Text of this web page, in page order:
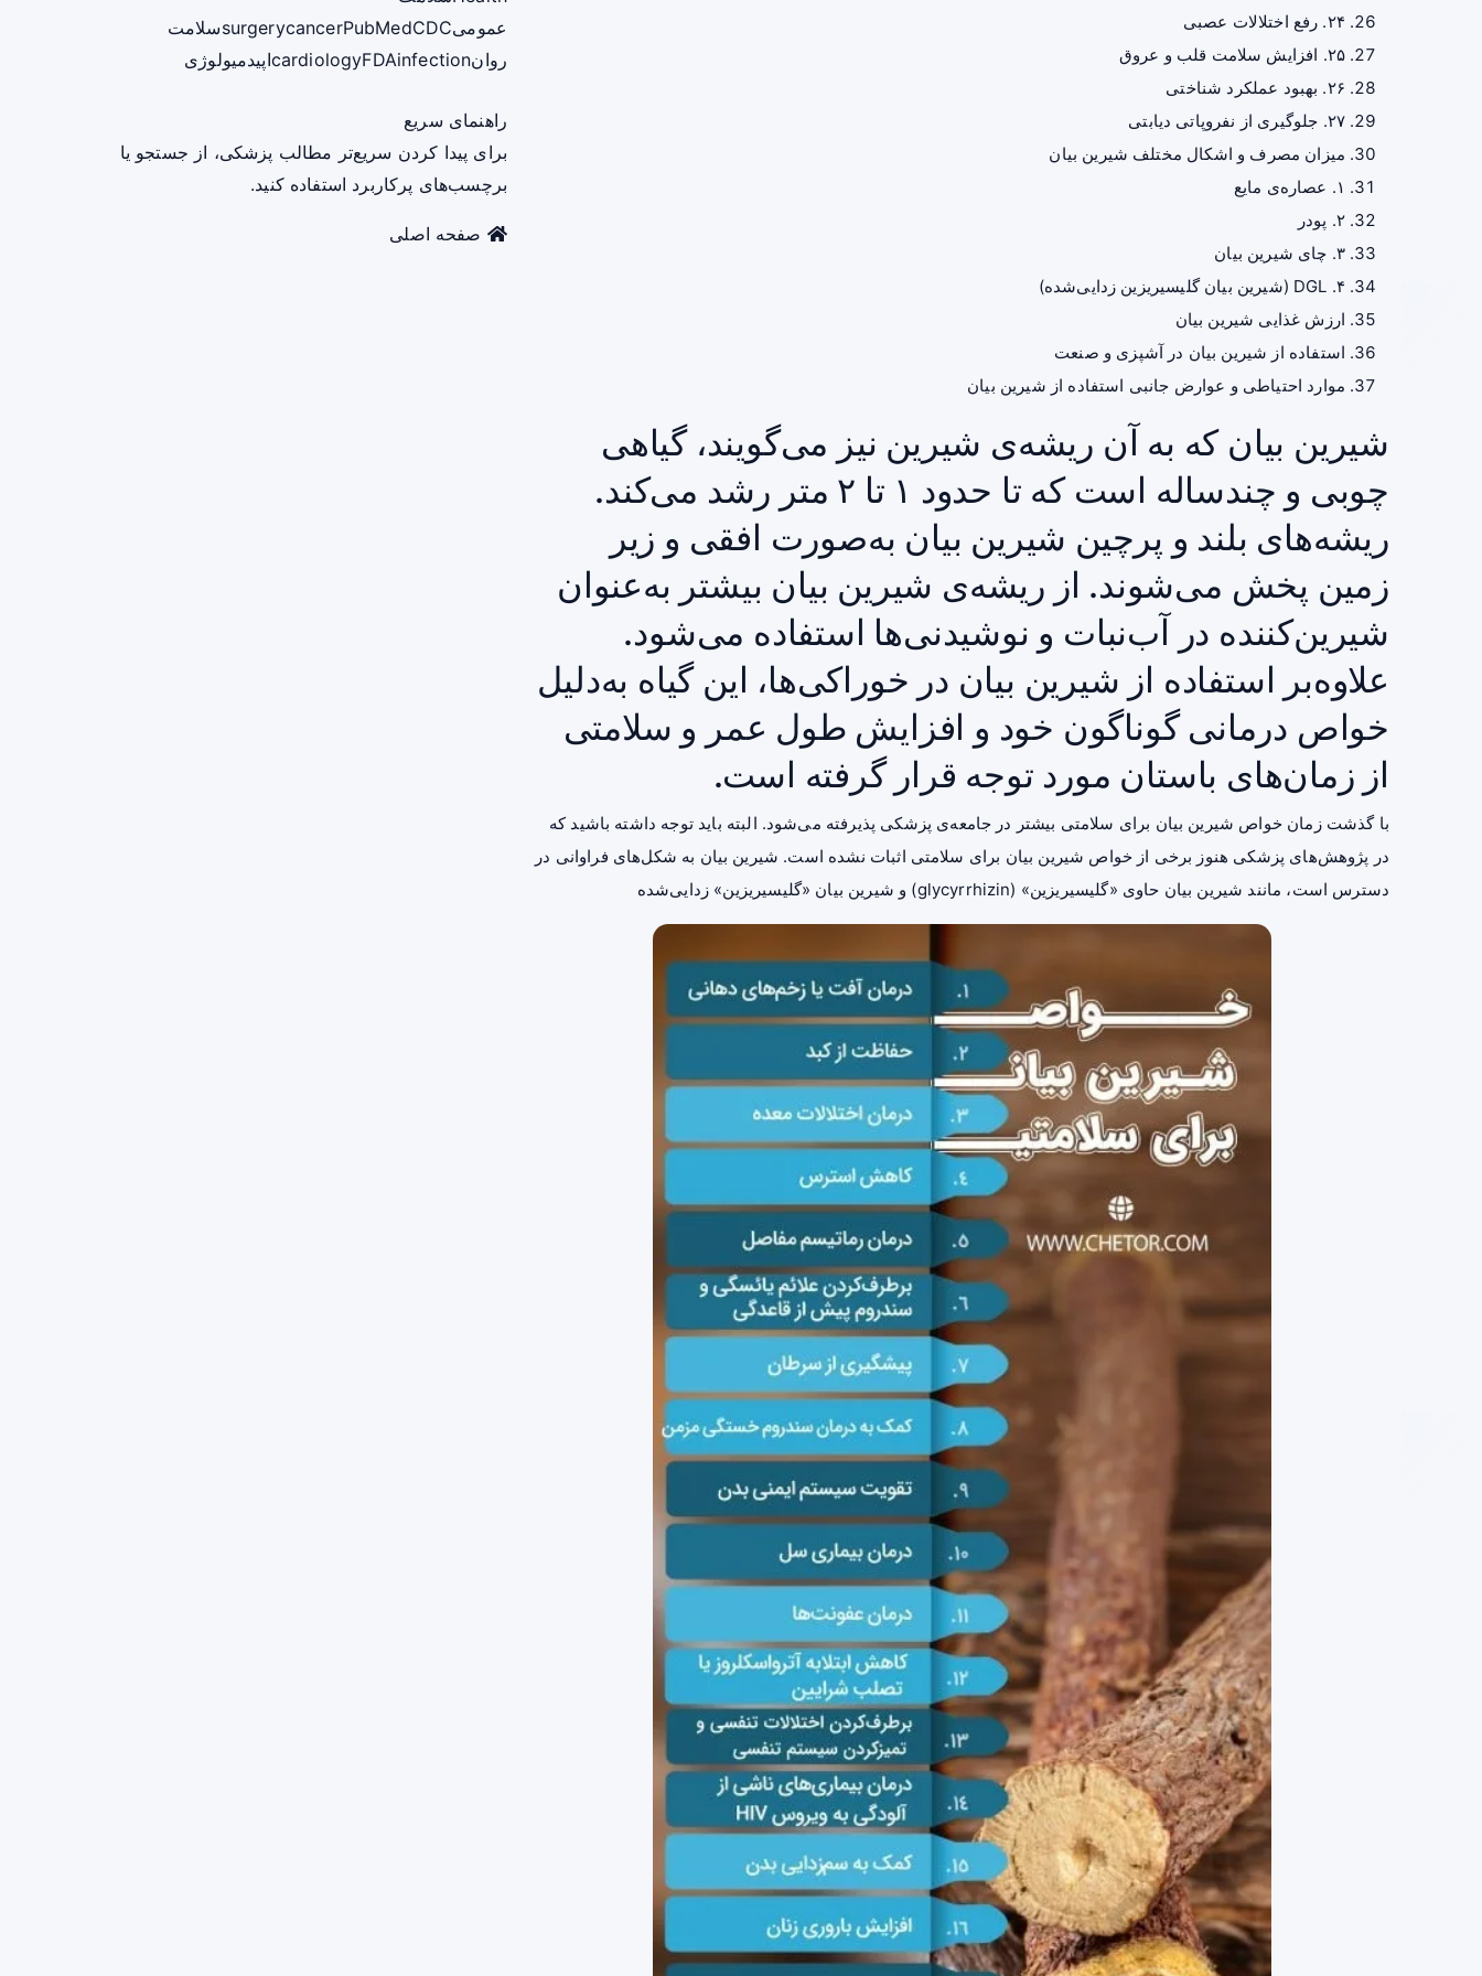
۲۴. رفع اختلالات عصبی
۲۵. افزایش سلامت قلب و عروق
۲۶. بهبود عملکرد شناختی
۲۷. جلوگیری از نفروپاتی دیابتی
میزان مصرف و اشکال مختلف شیرین بیان
۱. عصاره‌ی مایع
۲. پودر
۳. چای شیرین بیان
۴. DGL (شیرین بیان گلیسیریزین زدایی‌شده)
ارزش غذایی شیرین بیان
استفاده از شیرین بیان در آشپزی و صنعت
موارد احتیاطی و عوارض جانبی استفاده از شیرین بیان
شیرین بیان که به آن ریشه‌ی شیرین نیز می‌گویند، گیاهی
چوبی و چندساله است که تا حدود ۱ تا ۲ متر رشد می‌کند.
ریشه‌های بلند و پرچین شیرین بیان به‌صورت افقی و زیر
زمین پخش می‌شوند. از ریشه‌ی شیرین بیان بیشتر به‌عنوان
شیرین‌کننده در آب‌نبات و نوشیدنی‌ها استفاده می‌شود.
علاوه‌بر استفاده از شیرین بیان در خوراکی‌ها، این گیاه به‌دلیل
خواص درمانی گوناگون خود و افزایش طول عمر و سلامتی
از زمان‌های باستان مورد توجه قرار گرفته است.
با گذشت زمان خواص شیرین بیان برای سلامتی بیشتر در جامعه‌ی پزشکی پذیرفته می‌شود. البته باید توجه داشته باشید که
در پژوهش‌های پزشکی هنوز برخی از خواص شیرین بیان برای سلامتی اثبات نشده است. شیرین بیان به شکل‌های فراوانی در
دسترس است، مانند شیرین بیان حاوی «گلیسیریزین» (glycyrrhizin) و شیرین بیان «گلیسیریزین» زدایی‌شده‌
عمومی
surgerycancerPubMedCDC
سلامت
روان
cardiologyFDAinfection اپیدمیولوژی
راهنمای سریع
برای پیدا کردن سریع‌تر مطالب پزشکی، از جستجو یا
برچسب‌های پرکاربرد استفاده کنید.
صفحه اصلی